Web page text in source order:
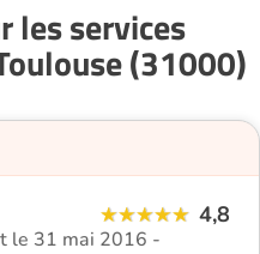
les services
(31000)
4,8
le 31 mai 2016 -